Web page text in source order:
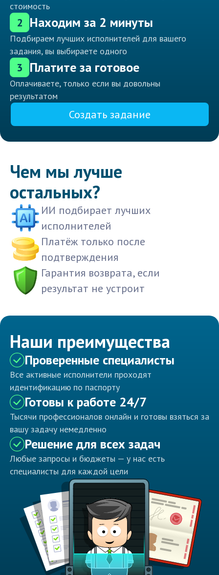
стоимость
2 Находим за 2 минуты
Подбираем лучших исполнителей для вашего
задания, вы выбираете одного
3 Платите за готовое
Оплачиваете, только если вы довольны
результатом
Создать задание
Чем мы лучше
остальных?
ИИ подбирает лучших
исполнителей
Платёж только после
подтверждения
Гарантия возврата, если
результат не устроит
Наши преимущества
Проверенные специалисты
Все активные исполнители проходят
идентификацию по паспорту
Готовы к работе 24/7
Тысячи профессионалов онлайн и готовы взяться за
вашу задачу немедленно
Решение для всех задач
Любые запросы и бюджеты — у нас есть
специалисты для каждой цели